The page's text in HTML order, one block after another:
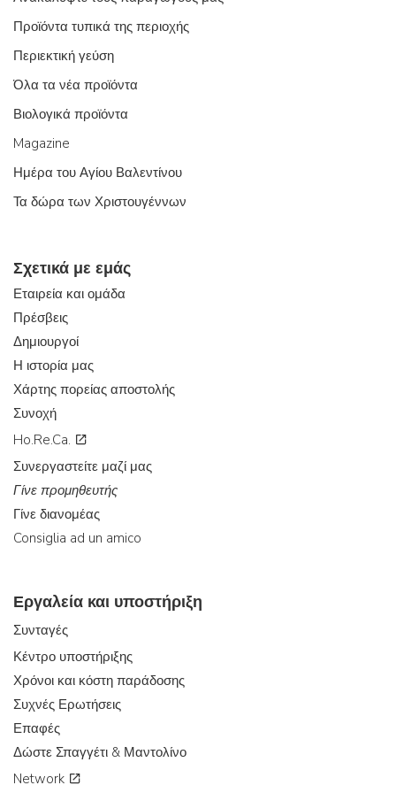
Προϊόντα τυπικά της περιοχής
Περιεκτική γεύση
Όλα τα νέα προϊόντα
Βιολογικά προϊόντα
Magazine
Ημέρα του Αγίου Βαλεντίνου
Τα δώρα των Χριστουγέννων
Σχετικά με εμάς
Εταιρεία και ομάδα
Πρέσβεις
Δημιουργοί
Η ιστορία μας
Χάρτης πορείας αποστολής
Συνοχή
Ho.Re.Ca.
Συνεργαστείτε μαζί μας
Γίνε προμηθευτής
Γίνε διανομέας
Consiglia ad un amico
Εργαλεία και υποστήριξη
Συνταγές
Κέντρο υποστήριξης
Χρόνοι και κόστη παράδοσης
Συχνές Ερωτήσεις
Επαφές
Δώστε Σπαγγέτι & Μαντολίνο
Network